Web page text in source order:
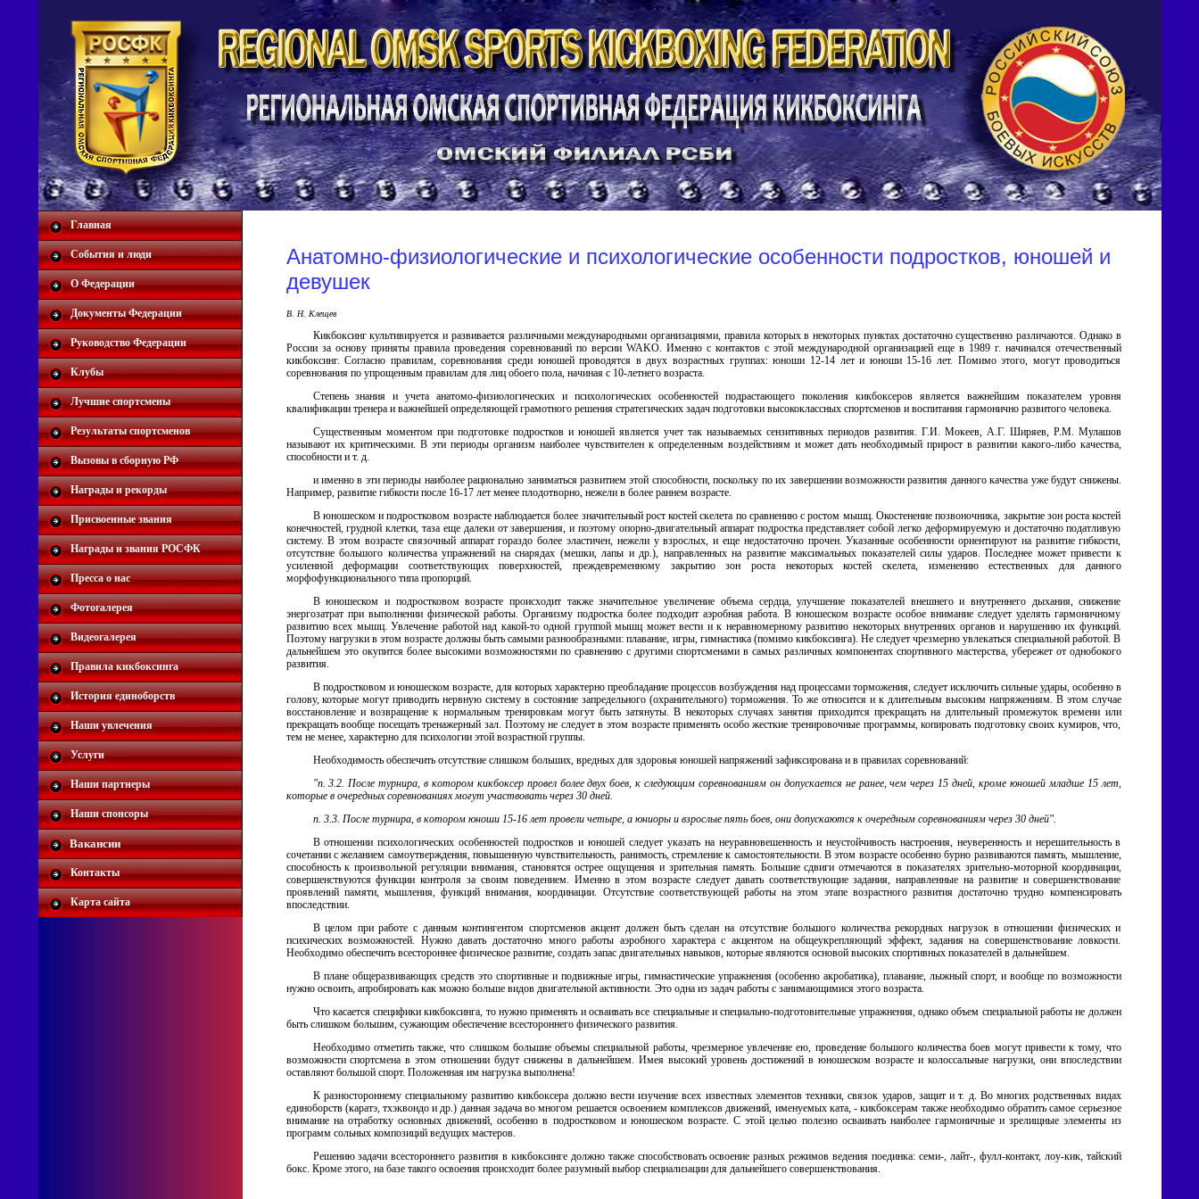
Главная
События и люди
О Федерации
Документы Федерации
Руководство Федерации
Клубы
Лучшие спортсмены
Результаты спортсменов
Вызовы в сборную РФ
Награды и рекорды
Присвоенные звания
Награды и звания РОСФК
Пресса о нас
Фотогалерея
Видеогалерея
Правила кикбоксинга
История единоборств
Наши увлечения
Услуги
Наши партнеры
Наши спонсоры
Вакансии
Контакты
Карта сайта
Анатомно-физиологические и психологические особенности подростков, юношей и
девушек
В. Н. Клещев
Кикбоксинг культивируется и развивается различными международными организациями, правила которых в некоторых пунктах достаточно существенно различаются. Однако в
России за основу приняты правила проведения соревнований по версии WAKO. Именно с контактов с этой международной организацией еще в 1989 г. начинался отечественный
кикбоксинг. Согласно правилам, соревнования среди юношей проводятся в двух возрастных группах: юноши 12-14 лет и юноши 15-16 лет. Помимо этого, могут проводиться
соревнования по упрощенным правилам для лиц обоего пола, начиная с 10-летнего возраста.
Степень знания и учета анатомо-физиологических и психологических особенностей подрастающего поколения кикбоксеров является важнейшим показателем уровня
квалификации тренера и важнейшей определяющей грамотного решения стратегических задач подготовки высококлассных спортсменов и воспитания гармонично развитого человека.
Существенным моментом при подготовке подростков и юношей является учет так называемых сензитивных периодов развития. Г.И. Мокеев, А.Г. Ширяев, P.M. Мулашов
называют их критическими. В эти периоды организм наиболее чувствителен к определенным воздействиям и может дать необходимый прирост в развитии какого-либо качества,
способности и т. д.
и именно в эти периоды наиболее рационально заниматься развитием этой способности, поскольку по их завершении возможности развития данного качества уже будут снижены.
Например, развитие гибкости после 16-17 лет менее плодотворно, нежели в более раннем возрасте.
В юношеском и подростковом возрасте наблюдается более значительный рост костей скелета по сравнению с ростом мышц. Окостенение позвоночника, закрытие зон роста костей
конечностей, грудной клетки, таза еще далеки от завершения, и поэтому опорно-двигательный аппарат подростка представляет собой легко деформируемую и достаточно податливую
систему. В этом возрасте связочный аппарат гораздо более эластичен, нежели у взрослых, и еще недостаточно прочен. Указанные особенности ориентируют на развитие гибкости,
отсутствие большого количества упражнений на снарядах (мешки, лапы и др.), направленных на развитие максимальных показателей силы ударов. Последнее может привести к
усиленной деформации соответствующих поверхностей, преждевременному закрытию зон роста некоторых костей скелета, изменению естественных для данного
морфофункционального типа пропорций.
В юношеском и подростковом возрасте происходит также значительное увеличение объема сердца, улучшение показателей внешнего и внутреннего дыхания, снижение
энергозатрат при выполнении физической работы. Организму подростка более подходит аэробная работа. В юношеском возрасте особое внимание следует уделять гармоничному
развитию всех мышц. Увлечение работой над какой-то одной группой мышц может вести и к неравномерному развитию некоторых внутренних органов и нарушению их функций.
Поэтому нагрузки в этом возрасте должны быть самыми разнообразными: плавание, игры, гимнастика (помимо кикбоксинга). Не следует чрезмерно увлекаться специальной работой. В
дальнейшем это окупится более высокими возможностями по сравнению с другими спортсменами в самых различных компонентах спортивного мастерства, убережет от однобокого
развития.
В подростковом и юношеском возрасте, для которых характерно преобладание процессов возбуждения над процессами торможения, следует исключить сильные удары, особенно в
голову, которые могут приводить нервную систему в состояние запредельного (охранительного) торможения. То же относится и к длительным высоким напряжениям. В этом случае
восстановление и возвращение к нормальным тренировкам могут быть затянуты. В некоторых случаях занятия приходится прекращать на длительный промежуток времени или
прекращать вообще посещать тренажерный зал. Поэтому не следует в этом возрасте применять особо жесткие тренировочные программы, копировать подготовку своих кумиров, что,
тем не менее, характерно для психологии этой возрастной группы.
Необходимость обеспечить отсутствие слишком больших, вредных для здоровья юношей напряжений зафиксирована и в правилах соревнований:
"п. 3.2. После турнира, в котором кикбоксер провел более двух боев, к следующим соревнованиям он допускается не ранее, чем через 15 дней, кроме юношей младше 15 лет,
которые в очередных соревнованиях могут участвовать через 30 дней.
п. 3.3. После турнира, в котором юноши 15-16 лет провели четыре, а юниоры и взрослые пять боев, они допускаются к очередным соревнованиям через 30 дней".
В отношении психологических особенностей подростков и юношей следует указать на неуравновешенность и неустойчивость настроения, неуверенность и нерешительность в
сочетании с желанием самоутверждения, повышенную чувствительность, ранимость, стремление к самостоятельности. В этом возрасте особенно бурно развиваются память, мышление,
способность к произвольной регуляции внимания, становятся острее ощущения и зрительная память. Большие сдвиги отмечаются в показателях зрительно-моторной координации,
совершенствуются функции контроля за своим поведением. Именно в этом возрасте следует давать соответствующие задания, направленные на развитие и совершенствование
проявлений памяти, мышления, функций внимания, координации. Отсутствие соответствующей работы на этом этапе возрастного развития достаточно трудно компенсировать
впоследствии.
В целом при работе с данным контингентом спортсменов акцент должен быть сделан на отсутствие большого количества рекордных нагрузок в отношении физических и
психических возможностей. Нужно давать достаточно много работы аэробного характера с акцентом на общеукрепляющий эффект, задания на совершенствование ловкости.
Необходимо обеспечить всестороннее физическое развитие, создать запас двигательных навыков, которые являются основой высоких спортивных показателей в дальнейшем.
В плане общеразвивающих средств это спортивные и подвижные игры, гимнастические упражнения (особенно акробатика), плавание, лыжный спорт, и вообще по возможности
нужно освоить, апробировать как можно больше видов двигательной активности. Это одна из задач работы с занимающимися этого возраста.
Что касается специфики кикбоксинга, то нужно применять и осваивать все специальные и специально-подготовительные упражнения, однако объем специальной работы не должен
быть слишком большим, сужающим обеспечение всестороннего физического развития.
Необходимо отметить также, что слишком большие объемы специальной работы, чрезмерное увлечение ею, проведение большого количества боев могут привести к тому, что
возможности спортсмена в этом отношении будут снижены в дальнейшем. Имея высокий уровень достижений в юношеском возрасте и колоссальные нагрузки, они впоследствии
оставляют большой спорт. Положенная им нагрузка выполнена!
К разностороннему специальному развитию кикбоксера должно вести изучение всех известных элементов техники, связок ударов, защит и т. д. Во многих родственных видах
единоборств (каратэ, тхэквондо и др.) данная задача во многом решается освоением комплексов движений, именуемых ката, - кикбоксерам также необходимо обратить самое серьезное
внимание на отработку основных движений, особенно в подростковом и юношеском возрасте. С этой целью полезно осваивать наиболее гармоничные и зрелищные элементы из
программ сольных композиций ведущих мастеров.
Решению задачи всестороннего развития в кикбоксинге должно также способствовать освоение разных режимов ведения поединка: семи-, лайт-, фулл-контакт, лоу-кик, тайский
бокс. Кроме этого, на базе такого освоения происходит более разумный выбор специализации для дальнейшего совершенствования.